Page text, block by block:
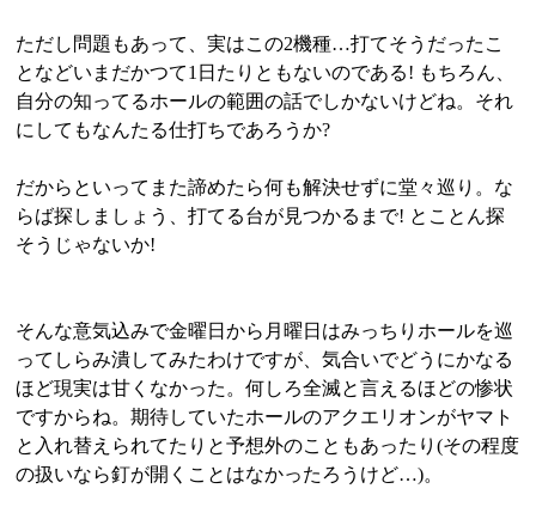
ただし問題もあって、実はこの2機種…打てそうだったこ
となどいまだかつて1日たりともないのである! もちろん、
自分の知ってるホールの範囲の話でしかないけどね。それ
にしてもなんたる仕打ちであろうか?
だからといってまた諦めたら何も解決せずに堂々巡り。な
らば探しましょう、打てる台が見つかるまで! とことん探
そうじゃないか!
そんな意気込みで金曜日から月曜日はみっちりホールを巡
ってしらみ潰してみたわけですが、気合いでどうにかなる
ほど現実は甘くなかった。何しろ全滅と言えるほどの惨状
ですからね。期待していたホールのアクエリオンがヤマト
と入れ替えられてたりと予想外のこともあったり(その程度
の扱いなら釘が開くことはなかったろうけど…)。